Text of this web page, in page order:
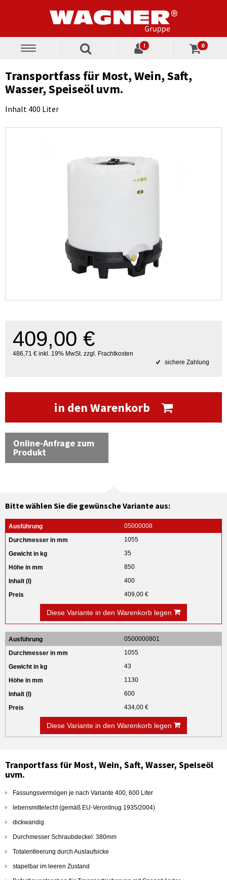
Toggle
! 0
Transportfass für Most, Wein, Saft,
Wasser, Speiseöl uvm.
Inhalt 400 Liter
409,00 €
486,71 € inkl. 19% MwSt. zzgl. Frachtkosten
sichere Zahlung
in den Warenkorb
Online-Anfrage zum
Produkt
Bitte wählen Sie die gewünsche Variante aus:
05000008
1055
35
850
400
409,00 €
Diese Variante in den Warenkorb legen
0500000801
1055
43
1130
600
434,00 €
Diese Variante in den Warenkorb legen
Tranportfass für Most, Wein, Saft, Wasser, Speiseöl
uvm.
Fassungsvermögen je nach Variante 400, 600 Liter
lebensmittelecht (gemäß EU-Verordnug 1935/2004)
dickwandig
Durchmesser Schraubdeckel: 380mm
Totalentleerung durch Auslaufsicke
stapelbar im leeren Zustand